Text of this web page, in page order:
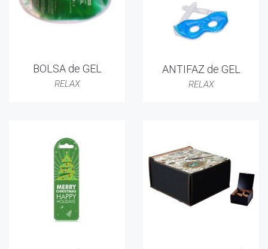
BOLSA de GEL
RELAX
ANTIFAZ de GEL
RELAX